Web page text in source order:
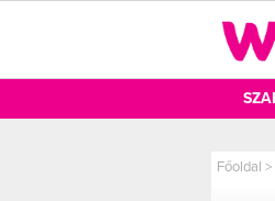
Főoldal >